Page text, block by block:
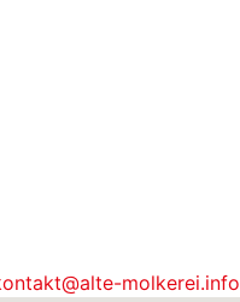
molkerei.info